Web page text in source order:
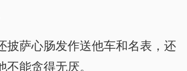
披萨心肠发作送他车和名表，还
能贪得无厌。